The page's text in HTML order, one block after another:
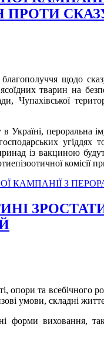
ПРОТИ
благополуччя щодо
тварин на
Чупахівської
Україні, пероральна
із вакциною
комісії
КАМПАНІЇ З
опори та всебічного
умови, складні
форми виховання,